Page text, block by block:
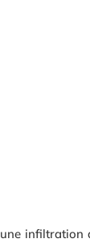
infiltration